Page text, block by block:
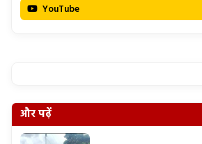
YouTube
और पढ़ें